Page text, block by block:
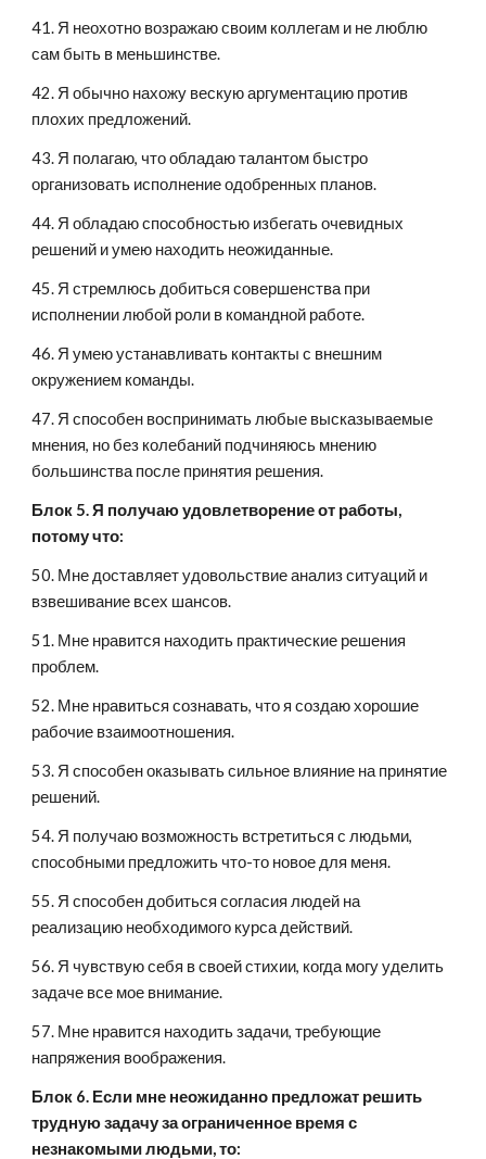
41. Я неохотно возражаю своим коллегам и не люблю
сам быть в меньшинстве.
42. Я обычно нахожу вескую аргументацию против
плохих предложений.
43. Я полагаю, что обладаю талантом быстро
организовать исполнение одобренных планов.
44. Я обладаю способностью избегать очевидных
решений и умею находить неожиданные.
45. Я стремлюсь добиться совершенства при
исполнении любой роли в командной работе.
46. Я умею устанавливать контакты с внешним
окружением команды.
47. Я способен воспринимать любые высказываемые
мнения, но без колебаний подчиняюсь мнению
большинства после принятия решения.
Блок 5. Я получаю удовлетворение от работы,
потому что:
50. Мне доставляет удовольствие анализ ситуаций и
взвешивание всех шансов.
51. Мне нравится находить практические решения
проблем.
52. Мне нравиться сознавать, что я создаю хорошие
рабочие взаимоотношения.
53. Я способен оказывать сильное влияние на принятие
решений.
54. Я получаю возможность встретиться с людьми,
способными предложить что-то новое для меня.
55. Я способен добиться согласия людей на
реализацию необходимого курса действий.
56. Я чувствую себя в своей стихии, когда могу уделить
задаче все мое внимание.
57. Мне нравится находить задачи, требующие
напряжения воображения.
Блок 6. Если мне неожиданно предложат решить
трудную задачу за ограниченное время с
незнакомыми людьми, то: